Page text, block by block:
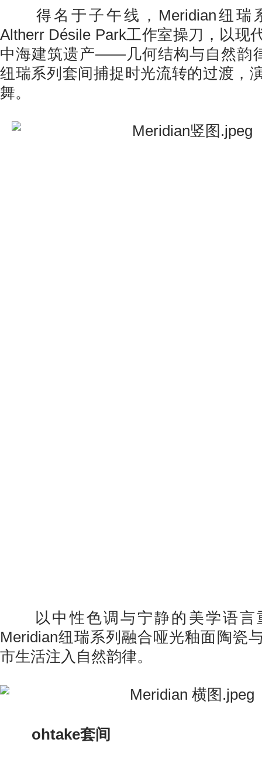
得名于子午线，Meridian纽瑞
Altherr Désile Park工作室操刀，以现
中海建筑遗产——几何结构与自然韵
纽瑞系列套间捕捉时光流转的过渡，
舞。
以中性色调与宁静的美学语言
Meridian纽瑞系列融合哑光釉面陶瓷
市生活注入自然韵律。
ohtake套间